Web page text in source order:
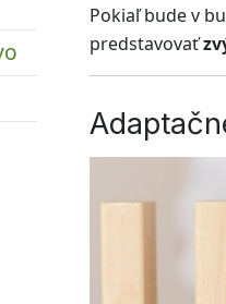
Pokiaľ bude v
predstavovať